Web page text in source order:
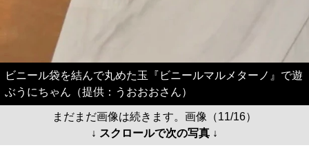
ビニール袋を結んで丸めた玉『ビニールマルメターノ』で遊
ぶうにちゃん（提供：うおおおさん）
まだまだ画像は続きます。画像（11/16）
↓ スクロールで次の写真 ↓